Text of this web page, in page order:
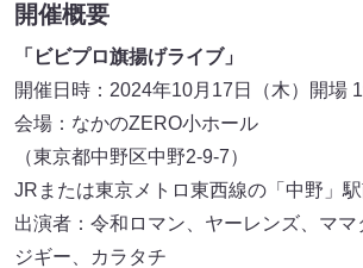
開催概要
「ビビプロ旗揚げライブ」
開催日時：2024年10月17日（木）開場
会場：なかのZERO小ホール
（東京都中野区中野2-9-7）
JRまたは東京メトロ東西線の「中野」
出演者：令和ロマン、ヤーレンズ、マ
ジギー、カラタチ